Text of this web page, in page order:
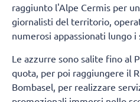
raggiunto l'Alpe Cermis per
giornalisti del territorio,
numerosi appassionati lungo
Le azzurre sono salite fino al
quota, per poi raggiungere il
Bombasel, per realizzare